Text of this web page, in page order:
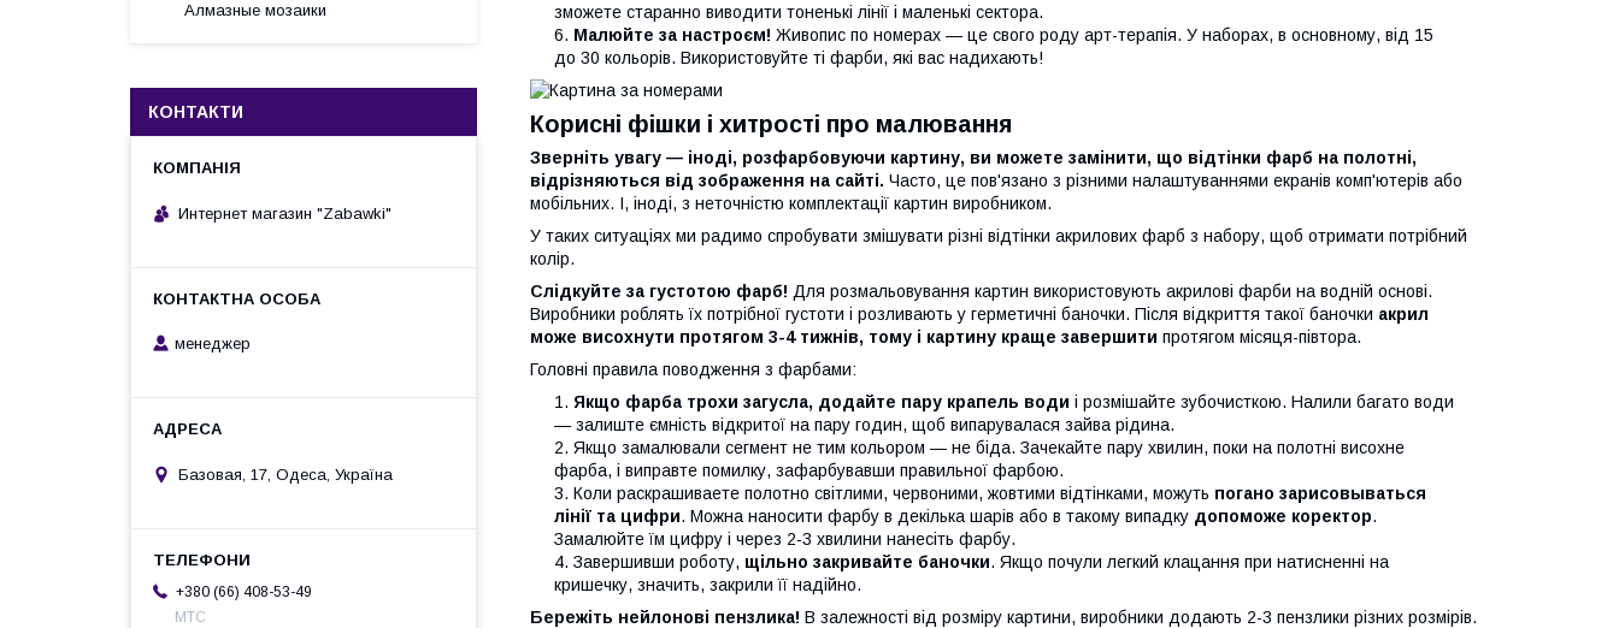
зможете старанно виводити тоненькі лінії і маленькі сектора.
Малюйте за настроєм! Живопис по номерах — це свого роду арт-терапія. У наборах, в основному, від 15
до 30 кольорів. Використовуйте ті фарби, які вас надихають!
Корисні фішки і хитрості про малювання
Зверніть увагу — іноді, розфарбовуючи картину, ви можете замінити, що відтінки фарб на полотні,
відрізняються від зображення на сайті. Часто, це пов'язано з різними налаштуваннями екранів комп'ютерів або
мобільних. І, іноді, з неточністю комплектації картин виробником.
У таких ситуаціях ми радимо спробувати змішувати різні відтінки акрилових фарб з набору, щоб отримати потрібний
колір.
Слідкуйте за густотою фарб! Для розмальовування картин використовують акрилові фарби на водній основі.
Виробники роблять їх потрібної густоти і розливають у герметичні баночки. Після відкриття такої баночки акрил
може висохнути протягом 3-4 тижнів, тому і картину краще завершити протягом місяця-півтора.
Головні правила поводження з фарбами:
Якщо фарба трохи загусла, додайте пару крапель води і розмішайте зубочисткою. Налили багато води
— залиште ємність відкритої на пару годин, щоб випарувалася зайва рідина.
Якщо замалювали сегмент не тим кольором — не біда. Зачекайте пару хвилин, поки на полотні висохне
фарба, і виправте помилку, зафарбувавши правильної фарбою.
Коли раскрашиваете полотно світлими, червоними, жовтими відтінками, можуть погано зарисовываться
лінії та цифри. Можна наносити фарбу в декілька шарів або в такому випадку допоможе коректор.
Замалюйте їм цифру і через 2-3 хвилини нанесіть фарбу.
Завершивши роботу, щільно закривайте баночки. Якщо почули легкий клацання при натисненні на
кришечку, значить, закрили її надійно.
Бережіть нейлонові пензлика! В залежності від розміру картини, виробники додають 2-3 пензлики різних розмірів.
Алмазные мозаики
КОНТАКТИ
Интернет магазин "Zabawki"
менеджер
Базовая, 17, Одеса, Україна
+380 (66) 408-53-49
МТС